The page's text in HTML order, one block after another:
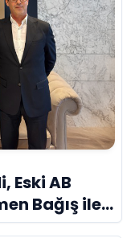
Eski AB
Bağış ile